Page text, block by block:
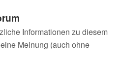
Informationen zu diesem
Meinung (auch ohne